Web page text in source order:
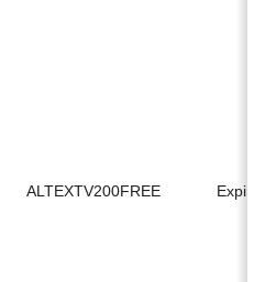
ALTEXTV200FREE Expirat